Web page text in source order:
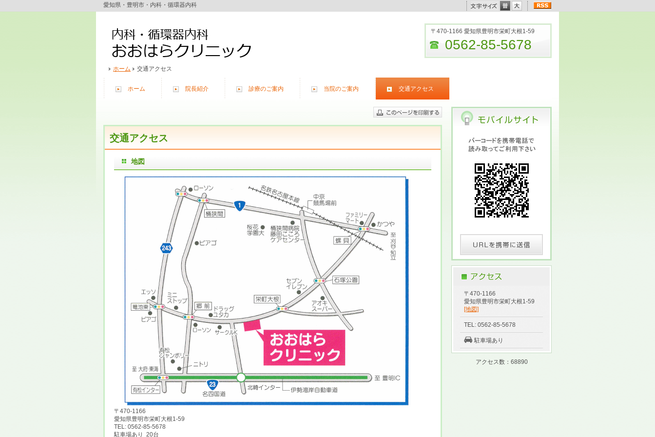
愛知県・豊明市・内科・循環器内科
〒470-1166 愛知県豊明市栄町大根1-59
0562-85-5678
ホーム 交通アクセス
ホーム 院長紹介 診療のご案内 当院のご案内 交通アクセス
交通アクセス
地図
〒470-1166
愛知県豊明市栄町大根1-59
TEL: 0562-85-5678
駐車場あり 20台
〒470-1166
愛知県豊明市栄町大根1-59
[地図]
TEL: 0562-85-5678
駐車場あり
アクセス数：68890